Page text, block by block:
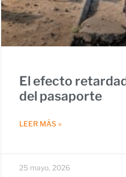
El efecto
del pasaporte
LEER MÁS »
25 mayo, 2026